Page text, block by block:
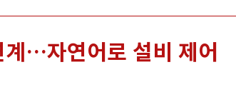
…자연어로 설비 제어